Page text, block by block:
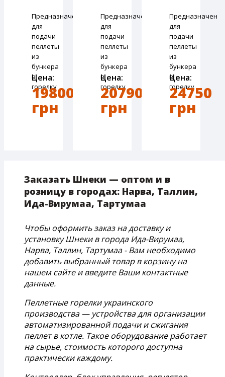
Предназначен
для
подачи
пеллеты
из
бункера
в
горелку
Цена:
19800
грн
Предназначен
для
подачи
пеллеты
из
бункера
в
горелку
Цена:
20790
грн
Предназначен
для
подачи
пеллеты
из
бункера
в
горелку
Цена:
24750
грн
Заказать Шнеки — оптом и в
розницу в городах: Нарва, Таллин,
Ида-Вирумаа, Тартумаа
Чтобы оформить заказ на доставку и
установку Шнеки в города Ида-Вирумаа,
Нарва, Таллин, Тартумаа - Вам необходимо
добавить выбранный товар в корзину на
нашем сайте и введите Ваши контактные
данные.
Пеллетные горелки украинского
производства — устройства для организации
автоматизированной подачи и сжигания
пеллет в котле. Такое оборудование работает
на сырье, стоимость которого доступна
практически каждому.